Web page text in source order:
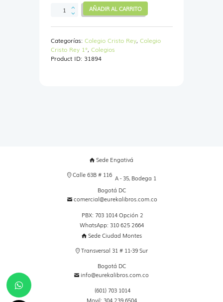
RATON
VUELA
AÑADIR AL CARRITO
Categorías: Colegio Cristo Rey, Colegio
Cristo Rey 1°, Colegios
Product ID: 31894
Sede Engativá
Calle 63B # 116 A - 35, Bodega 1
Bogotá DC
comercial@eurekalibros.com.co
PBX: 703 1014 Opción 2
WhatsApp: 310 625 2664
Sede Ciudad Montes
Transversal 31 # 11-39 Sur
Bogotá DC
info@eurekalibros.com.co
(601) 703 1014
Movil: 304 239 6504